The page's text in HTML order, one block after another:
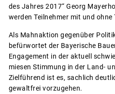
des Jahres 2017“ Georg
werden Teilnehmer mit und
Als Mahnaktion gegenüber
befürwortet der Bayerische
Engagement in der aktuell
miesen Stimmung in der Land-
Zielführend ist es, sachlich
gewaltfrei vorzugehen.